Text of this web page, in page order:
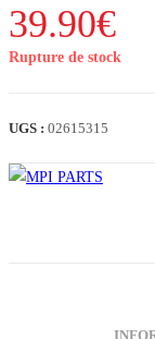
39.90€
Rupture de stock
UGS : 02615315